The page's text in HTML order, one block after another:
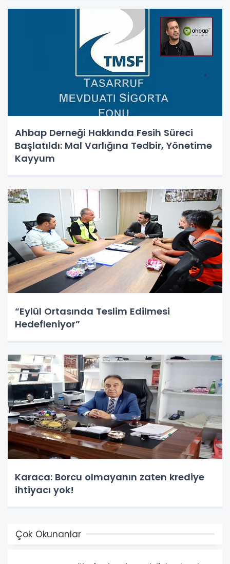
Ahbap Derneği Hakkında Fesih Süreci
Başlatıldı: Mal Varlığına Tedbir, Yönetime
Kayyum
“Eylül Ortasında Teslim Edilmesi
Hedefleniyor”
Karaca: Borcu olmayanın zaten krediye
ihtiyacı yok!
Çok Okunanlar